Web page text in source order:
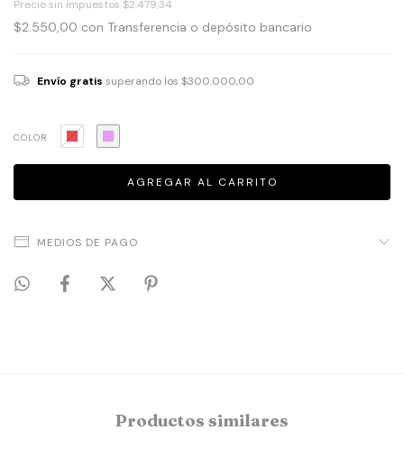
Precio sin impuestos $2.479,34
$2.550,00 con Transferencia o depósito bancario
Envío gratis superando los $300.000,00
COLOR
MEDIOS DE PAGO
Productos similares